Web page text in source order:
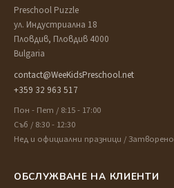
Preschool Puzzle
ул. Индустриална 18
Пловдив, Пловдив 4000
Bulgaria
contact@WeeKidsPreschool.net
+359 32 963 517
Пон - Пет / 8:15 - 17:00
Съб / 8:30 - 12:30
Нед и официални празници / Затворено
ОБСЛУЖВАНЕ НА КЛИЕНТИ